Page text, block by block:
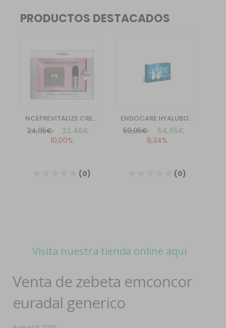
Visita nuestra tienda online aquí
Venta de zebeta emconcor
euradal generico